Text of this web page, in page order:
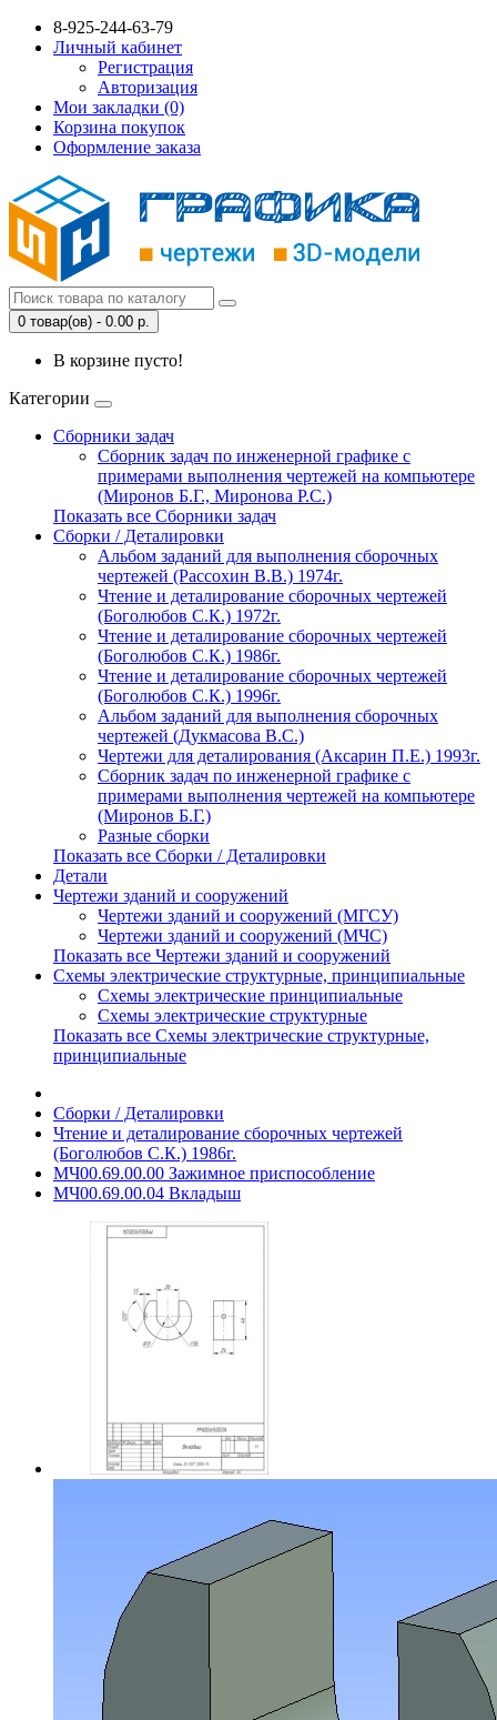
8-925-244-63-79
Личный кабинет
Регистрация
Авторизация
Мои закладки (0)
Корзина покупок
Оформление заказа
0 товар(ов) - 0.00 р.
В корзине пусто!
Категории
Сборники задач
Сборник задач по инженерной графике с
примерами выполнения чертежей на компьютере
(Миронов Б.Г., Миронова Р.С.)
Показать все Сборники задач
Сборки / Деталировки
Альбом заданий для выполнения сборочных
чертежей (Рассохин В.В.) 1974г.
Чтение и деталирование сборочных чертежей
(Боголюбов С.К.) 1972г.
Чтение и деталирование сборочных чертежей
(Боголюбов С.К.) 1986г.
Чтение и деталирование сборочных чертежей
(Боголюбов С.К.) 1996г.
Альбом заданий для выполнения сборочных
чертежей (Дукмасова В.С.)
Чертежи для деталирования (Аксарин П.Е.) 1993г.
Сборник задач по инженерной графике с
примерами выполнения чертежей на компьютере
(Миронов Б.Г.)
Разные сборки
Показать все Сборки / Деталировки
Детали
Чертежи зданий и сооружений
Чертежи зданий и сооружений (МГСУ)
Чертежи зданий и сооружений (МЧС)
Показать все Чертежи зданий и сооружений
Схемы электрические структурные, принципиальные
Схемы электрические принципиальные
Схемы электрические структурные
Показать все Схемы электрические структурные,
принципиальные
Сборки / Деталировки
Чтение и деталирование сборочных чертежей
(Боголюбов С.К.) 1986г.
МЧ00.69.00.00 Зажимное приспособление
МЧ00.69.00.04 Вкладыш